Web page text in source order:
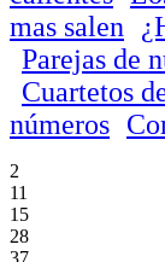
mas salen
Parejas de
Cuartetos
números
2
11
15
28
37